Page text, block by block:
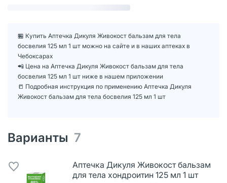
🏪 Купить Аптечка Дикуля Живокост бальзам для тела
босвелия 125 мл 1 шт можно на сайте и в наших аптеках в
Чебоксарах
📲 Цена на Аптечка Дикуля Живокост бальзам для тела
босвелия 125 мл 1 шт ниже в нашем приложении
📒 Подробная инструкция по применению Аптечка Дикуля
Живокост бальзам для тела босвелия 125 мл 1 шт
Варианты 7
Аптечка Дикуля Живокост бальзам
для тела хондроитин 125 мл 1 шт